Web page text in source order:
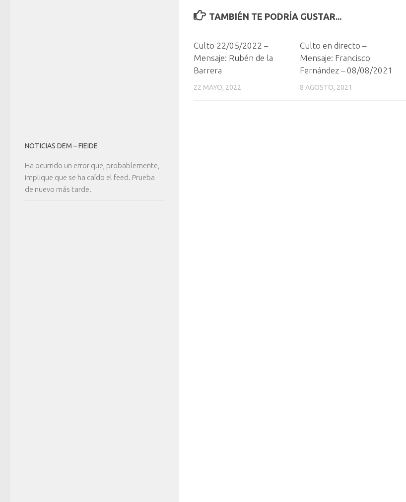
TAMBIÉN TE PODRÍA GUSTAR...
Culto 22/05/2022 –
Mensaje: Rubén de la
Barrera
22 MAYO, 2022
Culto en directo –
Mensaje: Francisco
Fernández – 08/08/2021
8 AGOSTO, 2021
NOTICIAS DEM – FIEIDE
Ha ocurrido un error que, probablemente,
implique que se ha caído el feed. Prueba
de nuevo más tarde.